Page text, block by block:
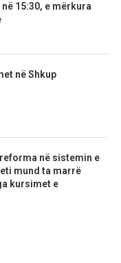
15:30, e mërkura
në Shkup
në sistemin e
mund ta marrë
kursimet e